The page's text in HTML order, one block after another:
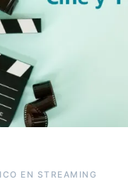
EN STREAMING